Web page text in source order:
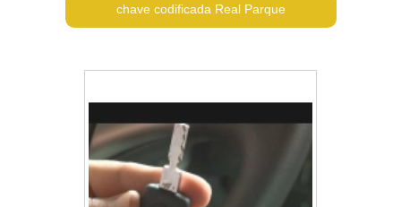
chave codificada Real Parque